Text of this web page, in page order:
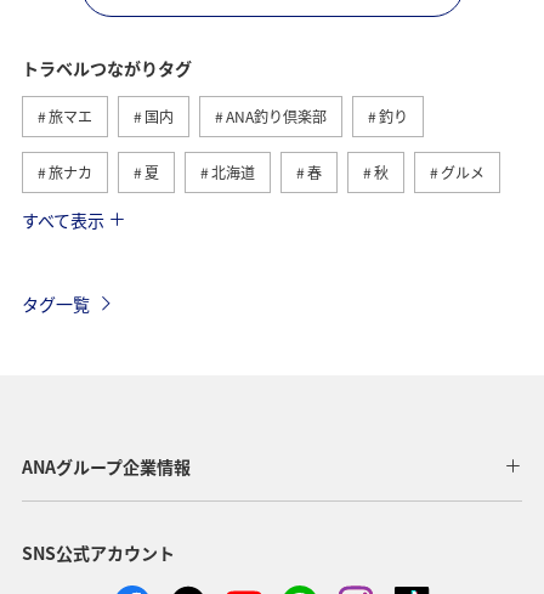
トラベルつながりタグ
旅マエ 国内 ANA釣り倶楽部 釣り
旅ナカ 夏 北海道 春 秋 グルメ
海 海外
マイルを貯める トラウト 北陸地方 福岡県
静岡県 ツアー
すべて表示
タグ一覧
ANAグループ企業情報
SNS公式アカウント